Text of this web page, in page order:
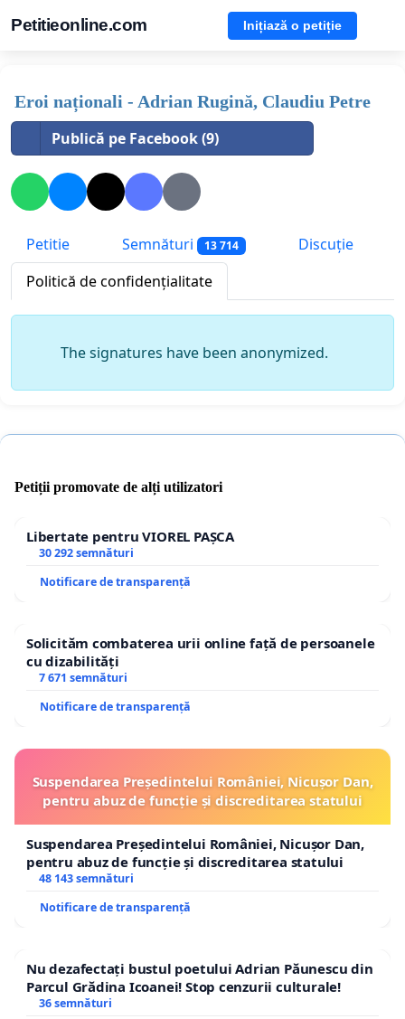
Petitieonline.com Inițiază o petiție
Eroi naționali - Adrian Rugină, Claudiu Petre
Publică pe Facebook (9)
Petitie Semnături 13 714
Discuție
Politică de confidențialitate
The signatures have been anonymized.
Petiții promovate de alți utilizatori
Libertate pentru VIOREL PAȘCA
30 292 semnături
Notificare de transparență
Solicităm combaterea urii online față de persoanele
cu dizabilități
7 671 semnături
Notificare de transparență
Suspendarea Președintelui României, Nicușor Dan,
pentru abuz de funcție și discreditarea statului
Suspendarea Președintelui României, Nicușor Dan,
pentru abuz de funcție și discreditarea statului
48 143 semnături
Notificare de transparență
Nu dezafectați bustul poetului Adrian Păunescu din
Parcul Grădina Icoanei! Stop cenzurii culturale!
36 semnături